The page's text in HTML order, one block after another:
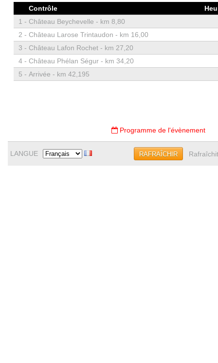
Contrôle
1 - Château Beychevelle - km 8,80
2 - Château Larose Trintaudon - km 16,00
3 - Château Lafon Rochet - km 27,20
4 - Château Phélan Ségur - km 34,20
5 - Arrivée - km 42,195
Programme de l'évènement
LANGUE RAFRAÎCHIR